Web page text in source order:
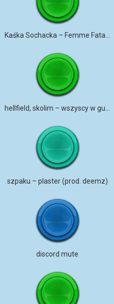
szpaku – plaster (prod. deemz)
discord mute